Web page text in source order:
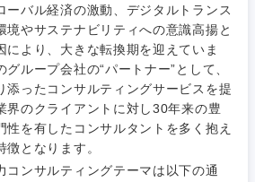
ーバル経済の激動、デジタルトランス
境やサステナビリティへの意識高揚と
により、大きな転換期を迎えていま
ループ会社の“パートナー”として、
添ったコンサルティングサービスを提
界のクライアントに対し30年来の豊
性を有したコンサルタントを多く抱え
となります。
コンサルティングテーマは以下の通